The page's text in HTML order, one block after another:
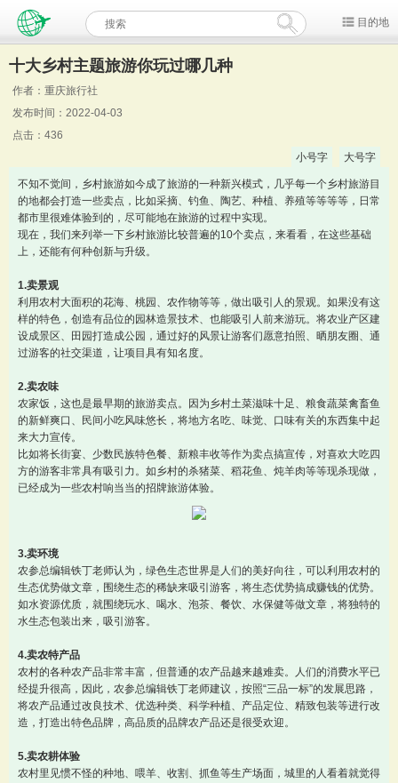
目的地
十大乡村主题旅游你玩过哪几种
作者：重庆旅行社
发布时间：2022-04-03
点击：436
小号字
大号字
不知不觉间，乡村旅游如今成了旅游的一种新兴模式，几乎每一个乡村旅游目
的地都会打造一些卖点，比如采摘、钓鱼、陶艺、种植、养殖等等等等，日常
都市里很难体验到的，尽可能地在旅游的过程中实现。
现在，我们来列举一下乡村旅游比较普遍的10个卖点，来看看，在这些基础
上，还能有何种创新与升级。
1.卖景观
利用农村大面积的花海、桃园、农作物等等，做出吸引人的景观。如果没有这
样的特色，创造有品位的园林造景技术、也能吸引人前来游玩。将农业产区建
设成景区、田园打造成公园，通过好的风景让游客们愿意拍照、晒朋友圈、通
过游客的社交渠道，让项目具有知名度。
2.卖农味
农家饭，这也是最早期的旅游卖点。因为乡村土菜滋味十足、粮食蔬菜禽畜鱼
的新鲜爽口、民间小吃风味悠长，将地方名吃、味觉、口味有关的东西集中起
来大力宣传。
比如将长街宴、少数民族特色餐、新粮丰收等作为卖点搞宣传，对喜欢大吃四
方的游客非常具有吸引力。如乡村的杀猪菜、稻花鱼、炖羊肉等等现杀现做，
已经成为一些农村响当当的招牌旅游体验。
3.卖环境
农参总编辑铁丁老师认为，绿色生态世界是人们的美好向往，可以利用农村的
生态优势做文章，围绕生态的稀缺来吸引游客，将生态优势搞成赚钱的优势。
如水资源优质，就围绕玩水、喝水、泡茶、餐饮、水保健等做文章，将独特的
水生态包装出来，吸引游客。
4.卖农特产品
农村的各种农产品非常丰富，但普通的农产品越来越难卖。人们的消费水平已
经提升很高，因此，农参总编辑铁丁老师建议，按照“三品一标”的发展思路，
将农产品通过改良技术、优选种类、科学种植、产品定位、精致包装等进行改
造，打造出特色品牌，高品质的品牌农产品还是很受欢迎。
5.卖农耕体验
农村里见惯不怪的种地、喂羊、收割、抓鱼等生产场面，城里的人看着就觉得